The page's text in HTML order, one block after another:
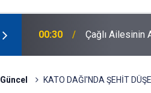
00:30 Çağlı Ailesinin
Güncel KATO DAĞI'NDA ŞEHİT